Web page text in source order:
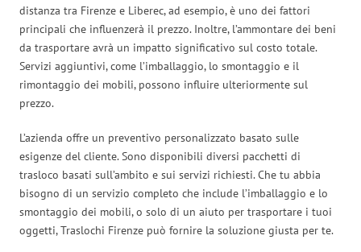
distanza tra Firenze e Liberec, ad esempio, è uno dei fattori
principali che influenzerà il prezzo. Inoltre, l’ammontare dei beni
da trasportare avrà un impatto significativo sul costo totale.
Servizi aggiuntivi, come l’imballaggio, lo smontaggio e il
rimontaggio dei mobili, possono influire ulteriormente sul
prezzo.
L’azienda offre un preventivo personalizzato basato sulle
esigenze del cliente. Sono disponibili diversi pacchetti di
trasloco basati sull’ambito e sui servizi richiesti. Che tu abbia
bisogno di un servizio completo che include l’imballaggio e lo
smontaggio dei mobili, o solo di un aiuto per trasportare i tuoi
oggetti, Traslochi Firenze può fornire la soluzione giusta per te.